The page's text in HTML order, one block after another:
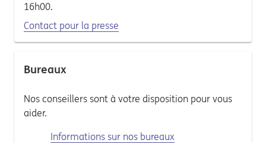
16h00.
Contact pour la presse
Bureaux
Nos conseillers sont à votre disposition pour vous
aider.
Informations sur nos bureaux